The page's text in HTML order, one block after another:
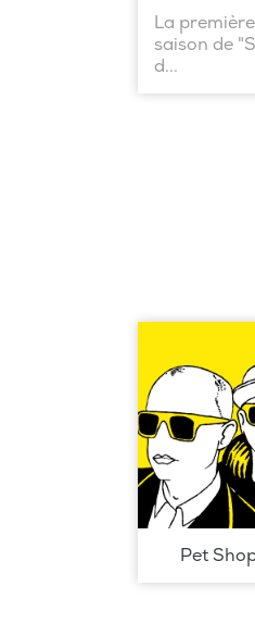
La
saison de
d...
Pet